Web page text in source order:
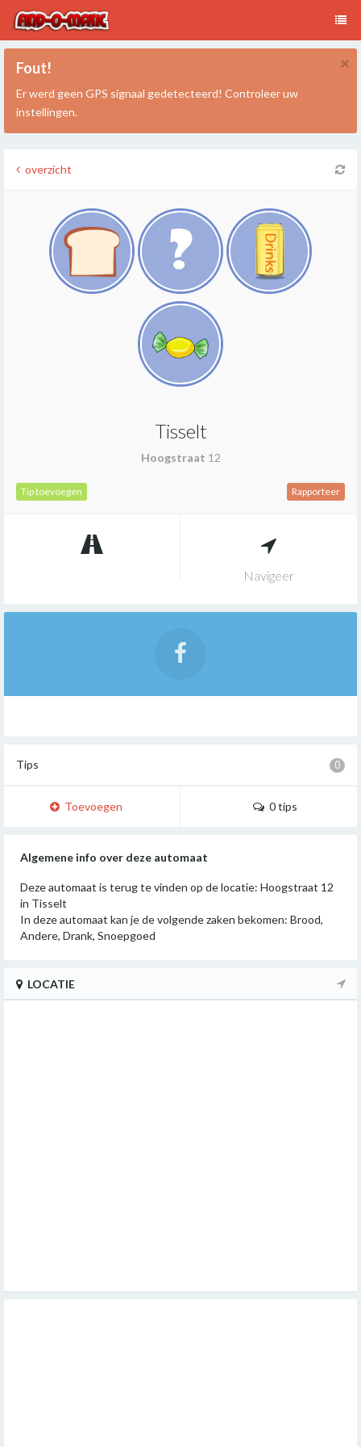
×
Fout!
Er werd geen GPS signaal gedetecteerd! Controleer uw
instellingen.
overzicht
Tisselt
Hoogstraat 12
Tip toevoegen Rapporteer
Navigeer
0
Tips
Toevoegen 0 tips
Algemene info over deze automaat
Deze automaat is terug te vinden op de locatie: Hoogstraat 12
in Tisselt
In deze automaat kan je de volgende zaken bekomen: Brood,
Andere, Drank, Snoepgoed
LOCATIE